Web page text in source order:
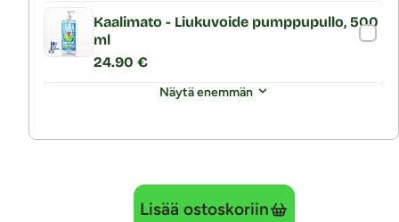
Kaalimato - Liukuvoide pumppupullo, 500
ml
24.90 €
Näytä enemmän
Lisää ostoskoriin